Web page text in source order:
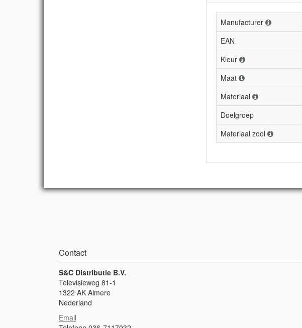
Manufacturer
EAN
Kleur
Maat
Materiaal
Doelgroep
Materiaal zool
Contact
S&C Distributie B.V.
Televisieweg 81-1
1322 AK Almere
Nederland
Email